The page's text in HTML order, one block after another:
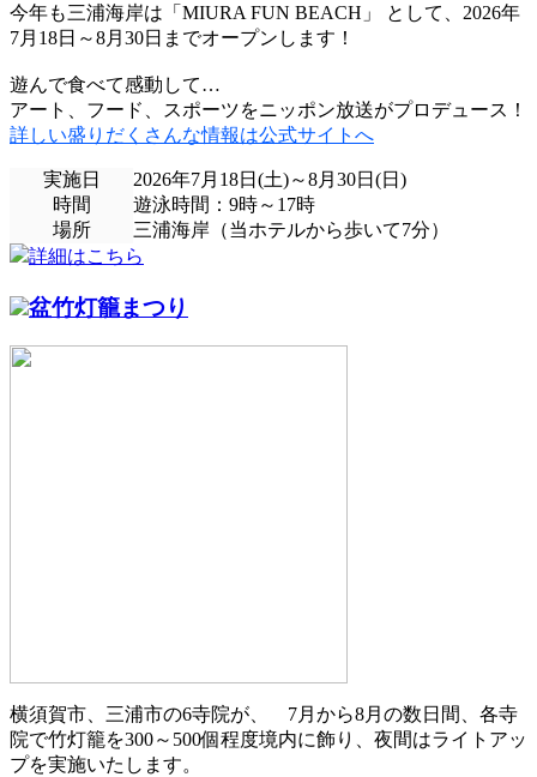
今年も三浦海岸は「MIURA FUN BEACH」 として、2026年
7月18日～8月30日までオープンします！
遊んで食べて感動して…
アート、フード、スポーツをニッポン放送がプロデュース！
詳しい盛りだくさんな情報は公式サイトへ
実施日
2026年7月18日(土)～8月30日(日)
時間
遊泳時間：9時～17時
場所
三浦海岸（当ホテルから歩いて7分）
詳細はこちら
盆竹灯籠まつり
横須賀市、三浦市の6寺院が、 7月から8月の数日間、各寺
院で竹灯籠を300～500個程度境内に飾り、夜間はライトアッ
プを実施いたします。